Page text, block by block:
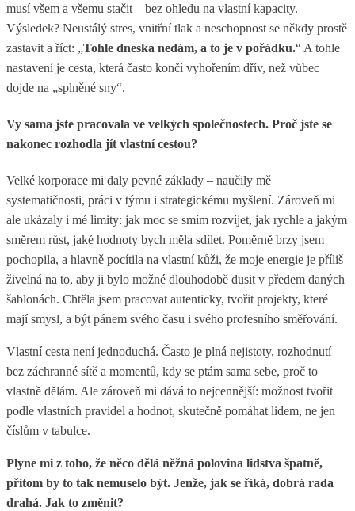
musí všem a všemu stačit – bez ohledu na vlastní kapacity.
Výsledek? Neustálý stres, vnitřní tlak a neschopnost se někdy prostě
zastavit a říct: „Tohle dneska nedám, a to je v pořádku.“ A tohle
nastavení je cesta, která často končí vyhořením dřív, než vůbec
dojde na „splněné sny“.
Vy sama jste pracovala ve velkých společnostech. Proč jste se
nakonec rozhodla jít vlastní cestou?
Velké korporace mi daly pevné základy – naučily mě
systematičnosti, práci v týmu i strategickému myšlení. Zároveň mi
ale ukázaly i mé limity: jak moc se smím rozvíjet, jak rychle a jakým
směrem růst, jaké hodnoty bych měla sdílet. Poměrně brzy jsem
pochopila, a hlavně pocítila na vlastní kůži, že moje energie je příliš
živelná na to, aby ji bylo možné dlouhodobě dusit v předem daných
šablonách. Chtěla jsem pracovat autenticky, tvořit projekty, které
mají smysl, a být pánem svého času i svého profesního směřování.
Vlastní cesta není jednoduchá. Často je plná nejistoty, rozhodnutí
bez záchranné sítě a momentů, kdy se ptám sama sebe, proč to
vlastně dělám. Ale zároveň mi dává to nejcennější: možnost tvořit
podle vlastních pravidel a hodnot, skutečně pomáhat lidem, ne jen
číslům v tabulce.
Plyne mi z toho, že něco dělá něžná polovina lidstva špatně,
přitom by to tak nemuselo být. Jenže, jak se říká, dobrá rada
drahá. Jak to změnit?